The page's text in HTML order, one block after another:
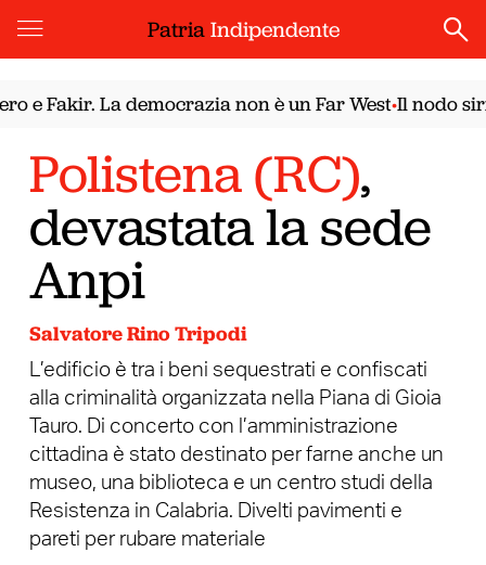
PatriaIndipendente
Fakir. La democrazia non è un Far West•Il nodo
Polistena (RC),
devastata la sede
Anpi
Salvatore Rino Tripodi
L’edificio è tra i beni sequestrati e confiscati
alla criminalità organizzata nella Piana di Gioia
Tauro. Di concerto con l’amministrazione
cittadina è stato destinato per farne anche un
museo, una biblioteca e un centro studi della
Resistenza in Calabria. Divelti pavimenti e
pareti per rubare materiale